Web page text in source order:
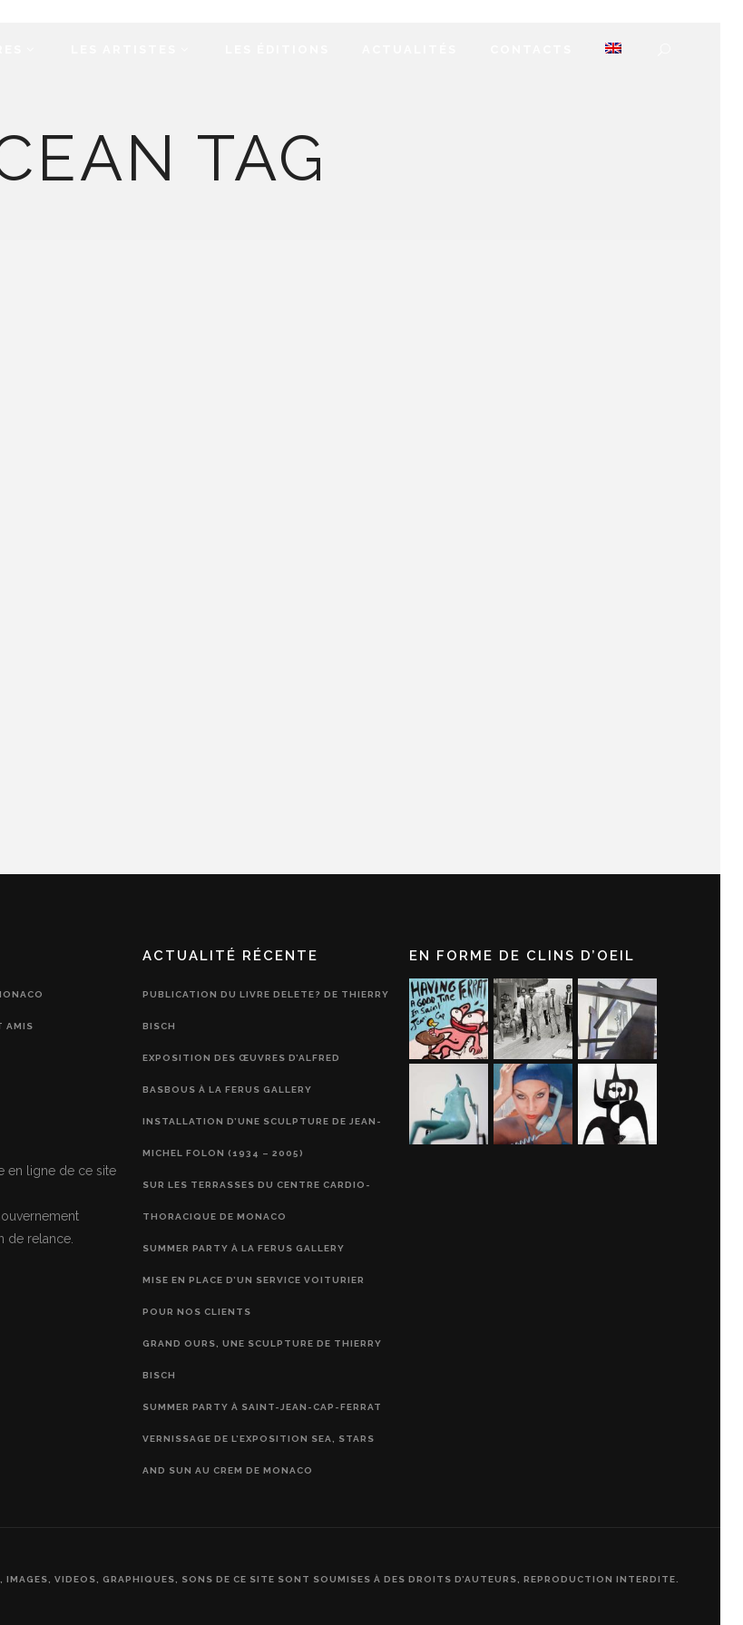
TAG
AMIS
en ligne de ce site
de relance.
ACTUALITÉ RÉCENTE
PUBLICATION DU LIVRE DELETE? DE THIERRY
BISCH
EXPOSITION DES ŒUVRES D’ALFRED
BASBOUS À LA FERUS GALLERY
INSTALLATION D’UNE SCULPTURE DE JEAN-
MICHEL FOLON (1934 – 2005)
SUR LES TERRASSES DU CENTRE CARDIO-
THORACIQUE DE MONACO
SUMMER PARTY À LA FERUS GALLERY
MISE EN PLACE D’UN SERVICE VOITURIER
POUR NOS CLIENTS
GRAND OURS, UNE SCULPTURE DE THIERRY
BISCH
SUMMER PARTY À SAINT-JEAN-CAP-FERRAT
VERNISSAGE DE L’EXPOSITION SEA, STARS
AND SUN AU CREM DE MONACO
EN FORME DE CLINS D’OEIL
VIDEOS, GRAPHIQUES, SONS DE CE SITE SONT SOUMISES À DES DROITS D’AUTEURS, REPRODUCTION INTERDITE.